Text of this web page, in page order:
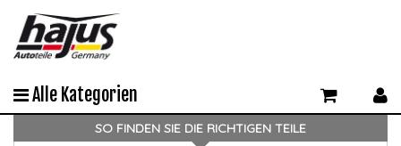
Alle Kategorien
SO FINDEN SIE DIE RICHTIGEN TEILE